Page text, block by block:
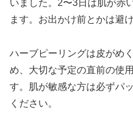
いました。2〜3日は肌が赤
ます。お出かけ前とかは避
ハーブピーリングは皮がめ
め、大切な予定の直前の使
す。肌が敏感な方は必ずパ
ください。